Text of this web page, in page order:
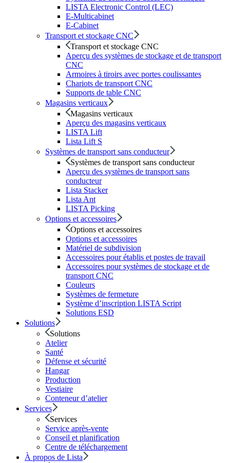
LISTA Electronic Control (LEC)
E-Multicabinet
E-Cabinet
Transport et stockage CNC
Transport et stockage CNC
Aperçu des systèmes de stockage et de transport
CNC
Armoires à tiroirs avec portes coulissantes
Chariots de transport CNC
Supports de table CNC
Magasins verticaux
Magasins verticaux
Aperçu des magasins verticaux
LISTA Lift
Lista Lift S
Systèmes de transport sans conducteur
Systèmes de transport sans conducteur
Aperçu des systèmes de transport sans
conducteur
Lista Stacker
Lista Ant
LISTA Picking
Options et accessoires
Options et accessoires
Options et accessoires
Matériel de subdivision
Accessoires pour établis et postes de travail
Accessoires pour systèmes de stockage et de
transport CNC
Couleurs
Systèmes de fermeture
Système d’inscription LISTA Script
Solutions ESD
Solutions
Solutions
Atelier
Santé
Défense et sécurité
Hangar
Production
Vestiaire
Conteneur d’atelier
Services
Services
Service après-vente
Conseil et planification
Centre de téléchargement
À propos de Lista